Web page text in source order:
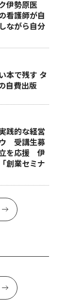
伊勢原医
看護師が自
ながら自分
本で残す タ
自費出版
践的な経営
受講生募
を応援 伊
創業セミナ